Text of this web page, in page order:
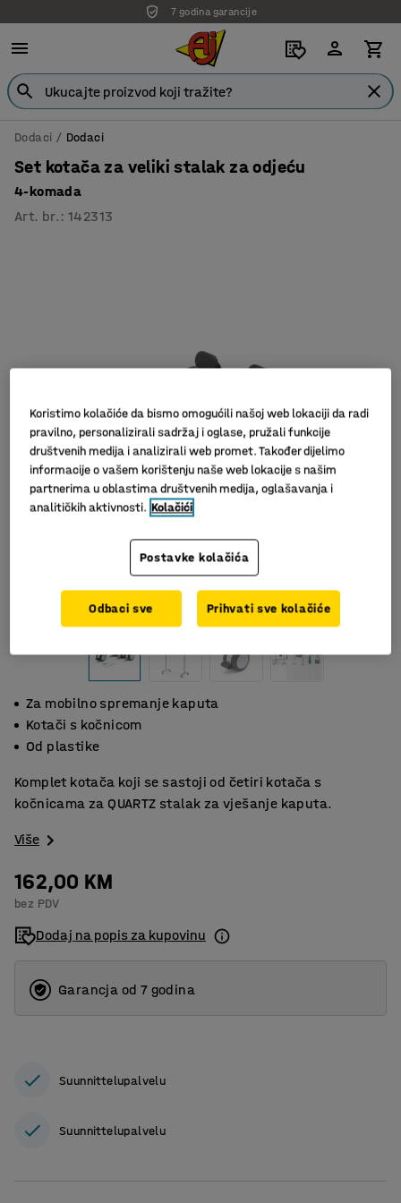
7 godina garancije
Dodaci Dodaci
Set kotača za veliki stalak za odjeću
4-komada
Art. br. :142313
Slični proizvodi
Za mobilno spremanje kaputa
Kotači s kočnicom
Od plastike
Komplet kotača koji se sastoji od četiri kotača s
kočnicama za QUARTZ stalak za vješanje kaputa.
Više
162,00 KM
bez PDV
Dodaj na popis za kupovinu
Garancja od 7 godina
Suunnittelupalvelu
Suunnittelupalvelu
Koristimo kolačiće da bismo omogućili našoj web lokaciji da radi
pravilno, personalizirali sadržaj i oglase, pružali funkcije
društvenih medija i analizirali web promet. Također dijelimo
informacije o vašem korištenju naše web lokacije s našim
partnerima u oblastima društvenih medija, oglašavanja i
analitičkih aktivnosti. Kolačići
Postavke kolačića
Odbaci sve Prihvati sve kolačiće